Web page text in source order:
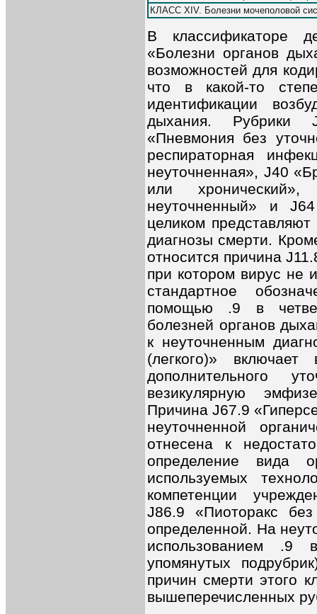
КЛАСС ХIV. Болезни мочеполовой
В классификаторе
«Болезни органов
возможностей для
что в какой-то
идентификации
дыхания. Рубрики
«Пневмония без
респираторная
неуточненнaя», J40
или
неуточненный» и
целиком
диагнозы смерти.
относится причина
при котором вирус не
стандартное
помощью .9 в
болезней органов
к неуточненным
(легкого)»
дополнительного
везикулярную
Причина J67.9
неуточненной
отнесена к
определение вида
используемых
компетенции
J86.9 «Пиоторaкс
определенной. На
использованием .9
упомянутых
причин смерти этого
вышеперечисленных